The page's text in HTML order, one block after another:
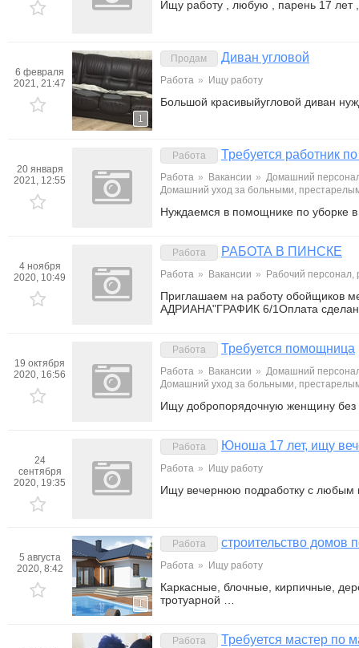
Ищу работу , любую , парень 17 лет
6 февраля
2021, 21:47
1
Продам Диван угловой
Работа » Ищу работу
Большой красивыйугловой диван
20 января
2021, 12:55
Работа Требуется работник
Работа » Вакансии » Домашний
Домашний уход за больными,
Нуждаемся в помощнике по уборке
4 ноября
2020, 10:49
Работа РАБОТА В ПИНСКЕ
Работа » Вакансии » Рабочий персонал,
Приглашаем на работу обойщиков
АДРИАНА"ГРАФИК 6/1Оплата
19 октября
2020, 16:56
Работа Требуется помощница
Работа » Вакансии » Домашний
Домашний уход за больными,
Ищу добропорядочную женщину без
24
сентября
2020, 19:35
Работа Юноша 17 лет, ищу
Работа » Ищу работу
Ищу вечернюю подработку с любым
5 августа
2020, 8:42
1
Работа строительство домов
Работа » Ищу работу
Каркасные, блочные, кирпичные,
тротуарной …
Работа Требуется мастер по